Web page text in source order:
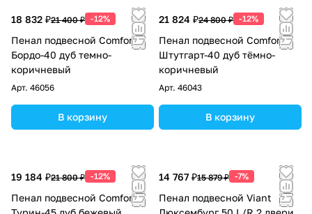
18 832 ₽21 400 ₽ -12%
Пенал подвесной Comforty
Бордо-40 дуб темно-
коричневый
Арт. 46056
В корзину
21 824 ₽24 800 ₽ -12%
Пенал подвесной Comforty
Штутгарт-40 дуб тёмно-
коричневый
Арт. 46043
В корзину
19 184 ₽21 800 ₽ -12%
Пенал подвесной Comforty
14 767 ₽15 879 ₽ -7%
Пенал подвесной Viant